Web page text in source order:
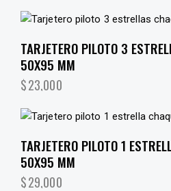
TARJETERO PILOTO 3
50X95 MM
$23,000
TARJETERO PILOTO 1
50X95 MM
$29,000